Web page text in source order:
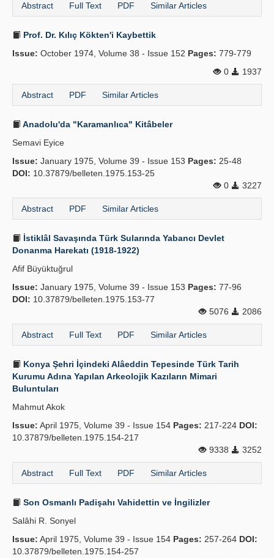
Abstract Full Text PDF Similar Articles
Prof. Dr. Kılıç Kökten'i Kaybettik
Issue: October 1974, Volume 38 - Issue 152 Pages: 779-779
0
1937
Abstract PDF Similar Articles
Anadolu'da "Karamanlıca" Kitâbeler
Semavi Eyice
Issue: January 1975, Volume 39 - Issue 153 Pages: 25-48
DOI: 10.37879/belleten.1975.153-25
0
3227
Abstract PDF Similar Articles
İstiklâl Savaşında Türk Sularında Yabancı Devlet
Donanma Harekatı (1918-1922)
Afif Büyüktuğrul
Issue: January 1975, Volume 39 - Issue 153 Pages: 77-96
DOI: 10.37879/belleten.1975.153-77
5076
2086
Abstract Full Text PDF Similar Articles
Konya Şehri İçindeki Alâeddin Tepesinde Türk Tarih
Kurumu Adına Yapılan Arkeolojik Kazıların Mimari
Buluntuları
Mahmut Akok
Issue: April 1975, Volume 39 - Issue 154 Pages: 217-224 DOI:
10.37879/belleten.1975.154-217
9338
3252
Abstract Full Text PDF Similar Articles
Son Osmanlı Padişahı Vahidettin ve İngilizler
Salâhi R. Sonyel
Issue: April 1975, Volume 39 - Issue 154 Pages: 257-264 DOI:
10.37879/belleten.1975.154-257